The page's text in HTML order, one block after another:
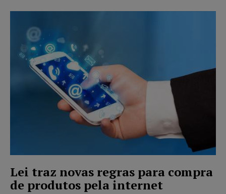
Lei traz novas regras para compra
de produtos pela internet